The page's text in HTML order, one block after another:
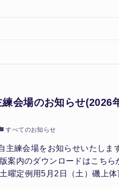
練会場のお知らせ(2026
すべてのお知らせ
主練会場をお知らせいたし
案内のダウンロードはこち
曜定例用5月2日（土）磯上体